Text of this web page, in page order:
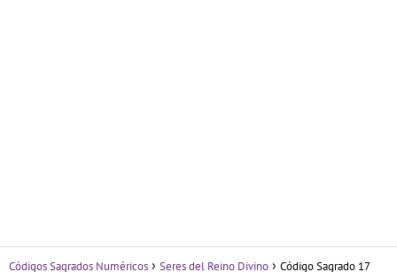
Códigos Sagrados Numéricos Seres del Reino Divino Código Sagrado 17